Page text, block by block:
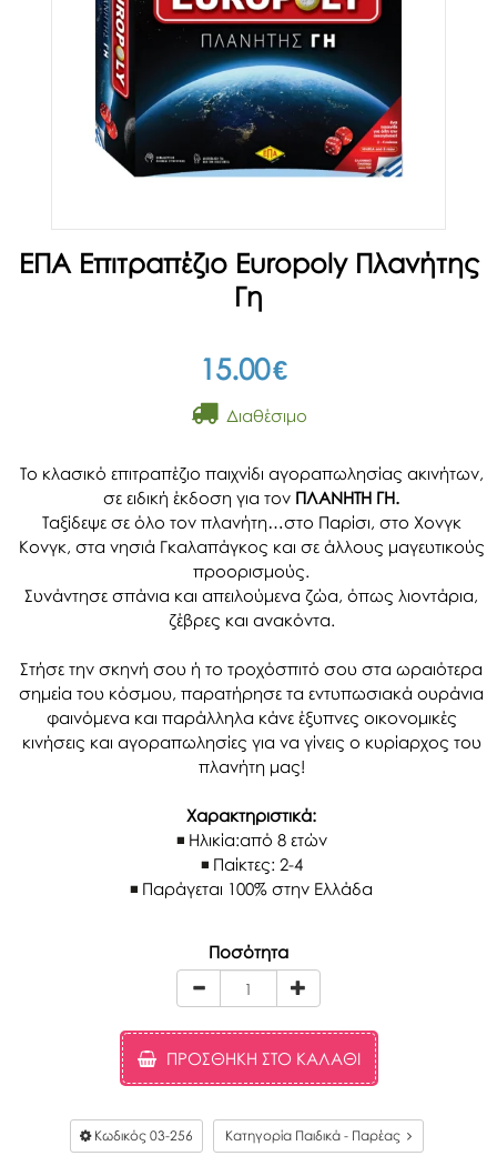
ΕΠΑ Επιτραπέζιο Europoly Πλανήτης
Γη
15.00€
Διαθέσιμο
Το κλασικό επιτραπέζιο παιχνίδι αγοραπωλησίας ακινήτων,
σε ειδική έκδοση για τον ΠΛΑΝΗΤΗ ΓΗ.
Ταξίδεψε σε όλο τον πλανήτη…στο Παρίσι, στο Χονγκ
Κονγκ, στα νησιά Γκαλαπάγκος και σε άλλους μαγευτικούς
προορισμούς.
Συνάντησε σπάνια και απειλούμενα ζώα, όπως λιοντάρια,
ζέβρες και ανακόντα.
Στήσε την σκηνή σου ή το τροχόσπιτό σου στα ωραιότερα
σημεία του κόσμου, παρατήρησε τα εντυπωσιακά ουράνια
φαινόμενα και παράλληλα κάνε έξυπνες οικονομικές
κινήσεις και αγοραπωλησίες για να γίνεις ο κυρίαρχος του
πλανήτη μας!
Χαρακτηριστικά:
Ηλικία:από 8 ετών
Παίκτες: 2-4
Παράγεται 100% στην Ελλάδα
Ποσότητα
ΠΡΟΣΘΉΚΗ ΣΤΟ ΚΑΛΆΘΙ
Κωδικός 03-256 Κατηγορία Παιδικά - Παρέας